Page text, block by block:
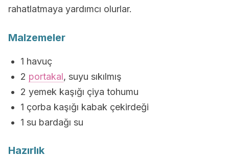
rahatlatmaya yardımcı olurlar.
Malzemeler
1 havuç
2 portakal, suyu sıkılmış
2 yemek kaşığı çiya tohumu
1 çorba kaşığı kabak çekirdeği
1 su bardağı su
Hazırlık